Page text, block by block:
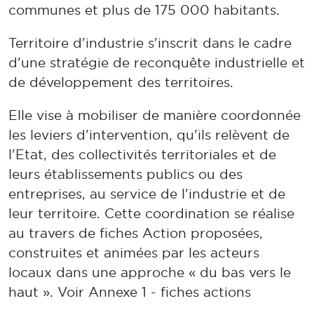
communes et plus de 175 000 habitants.
Territoire d'industrie s'inscrit dans le cadre
d'une stratégie de reconquête industrielle et
de développement des territoires.
Elle vise à mobiliser de manière coordonnée
les leviers d'intervention, qu'ils relèvent de
l'Etat, des collectivités territoriales et de
leurs établissements publics ou des
entreprises, au service de l'industrie et de
leur territoire. Cette coordination se réalise
au travers de fiches Action proposées,
construites et animées par les acteurs
locaux dans une approche « du bas vers le
haut ». Voir Annexe 1 - fiches actions